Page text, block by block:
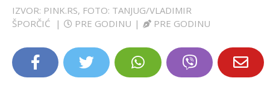
IZVOR: PINK.RS, FOTO: TANJUG/VLADIMIR
ŠPORČIĆ
| PRE GODINU | PRE GODINU